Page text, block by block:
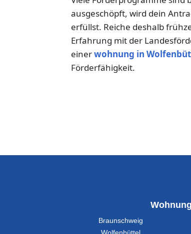
ausgeschöpft, wird dein
erfüllst. Reiche deshalb
Erfahrung mit der
einerwohnung in
Förderfähigkeit.
Braunschweig